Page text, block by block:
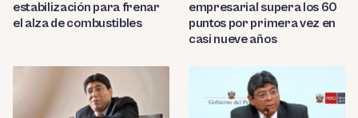
estabilización para frenar
el alza de combustibles
empresarial supera los 60
puntos por primera vez en
casi nueve años